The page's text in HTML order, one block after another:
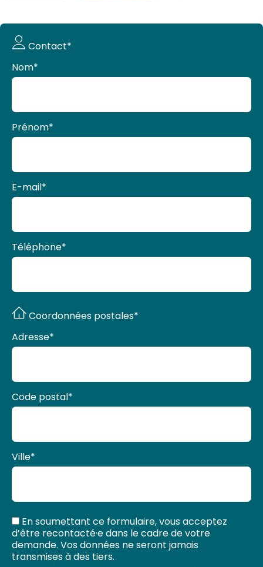
Demande
de devis
Contact*
Nom*
Prénom*
E-mail*
Téléphone*
Coordonnées postales*
Adresse*
Code postal*
Ville*
En soumettant ce formulaire, vous acceptez
d’être recontacté·e dans le cadre de votre
demande. Vos données ne seront jamais
transmises à des tiers.